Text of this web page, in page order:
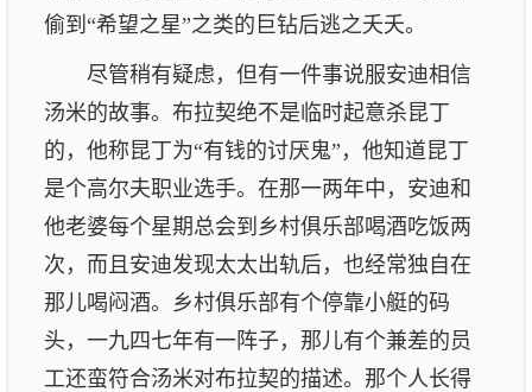
偷到“希望之星”之类的巨钻后逃之夭夭。
尽管稍有疑虑，但有一件事说服安迪相信
汤米的故事。布拉契绝不是临时起意杀昆丁
的，他称昆丁为“有钱的讨厌鬼”，他知道昆丁
是个高尔夫职业选手。在那一两年中，安迪和
他老婆每个星期总会到乡村俱乐部喝酒吃饭两
次，而且安迪发现太太出轨后，也经常独自在
那儿喝闷酒。乡村俱乐部有个停靠小艇的码
头，一九四七年有一阵子，那儿有个兼差的员
工还蛮符合汤米对布拉契的描述。那个人长得